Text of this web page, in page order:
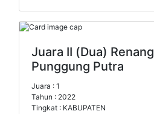
Juara II (Dua)
Punggung Putra
Juara : 1
Tahun : 2022
Tingkat : KABUPATEN